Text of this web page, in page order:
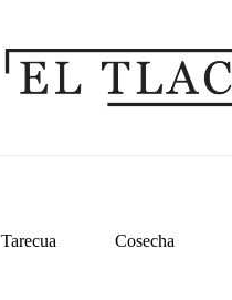
Tarecua Cosecha